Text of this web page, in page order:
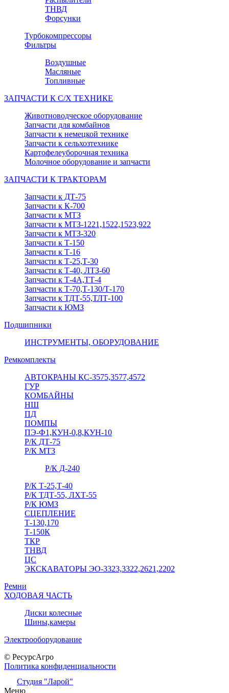
ТНВД
Форсунки
Турбокомпрессоры
Фильтры
Воздушные
Масляные
Топливные
ЗАПЧАСТИ К С/Х ТЕХНИКЕ
Животноводческое оборудование
Запчасти для комбайнов
Запчасти к немецкой технике
Запчасти к сельхозтехнике
Картофелеуборочная техника
Молочное оборудование и запчасти
ЗАПЧАСТИ К ТРАКТОРАМ
Запчасти к ДТ-75
Запчасти к К-700
Запчасти к МТЗ
Запчасти к МТЗ-1221,1522,1523,922
Запчасти к МТЗ-320
Запчасти к Т-150
Запчасти к Т-16
Запчасти к Т-25,Т-30
Запчасти к Т-40, ЛТЗ-60
Запчасти к Т-4А,ТТ-4
Запчасти к Т-70,Т-130/Т-170
Запчасти к ТДТ-55,ТЛТ-100
Запчасти к ЮМЗ
Подшипники
ИНСТРУМЕНТЫ, ОБОРУДОВАНИЕ
Ремкомплекты
АВТОКРАНЫ КС-3575,3577,4572
ГУР
КОМБАЙНЫ
НШ
ПД
ПОМПЫ
ПЭ-Ф1,КУН-0,8,КУН-10
Р/К ДТ-75
Р/К МТЗ
Р/К Д-240
Р/К Т-25,Т-40
Р/К ТДТ-55, ЛХТ-55
Р/К ЮМЗ
СЦЕПЛЕНИЕ
Т-130,170
Т-150К
ТКР
ТНВД
ЦС
ЭКСКАВАТОРЫ ЭО-3323,3322,2621,2202
Ремни
ХОДОВАЯ ЧАСТЬ
Диски колесные
Шины,камеры
Электрооборудование
© РесурсАгро
Политика конфиденциальности
Студия "Ларой"
Меню